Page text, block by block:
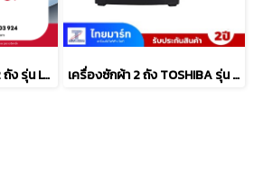
HITACHI เครื่องซักผ้า 2 ถัง รุ่น LTT16JWT MRG ขนาด 16 กก. Non-Inverter เครื่องซักผ้า 2 ถัง TOSHIBA รุ่น VH-Q130MT 12 กก.